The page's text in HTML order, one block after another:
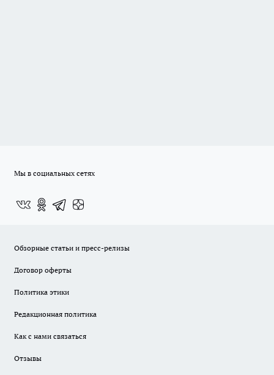
Мы в социальных сетях
Обзорные статьи и пресс-релизы
Договор оферты
Политика этики
Редакционная политика
Как с нами связаться
Отзывы